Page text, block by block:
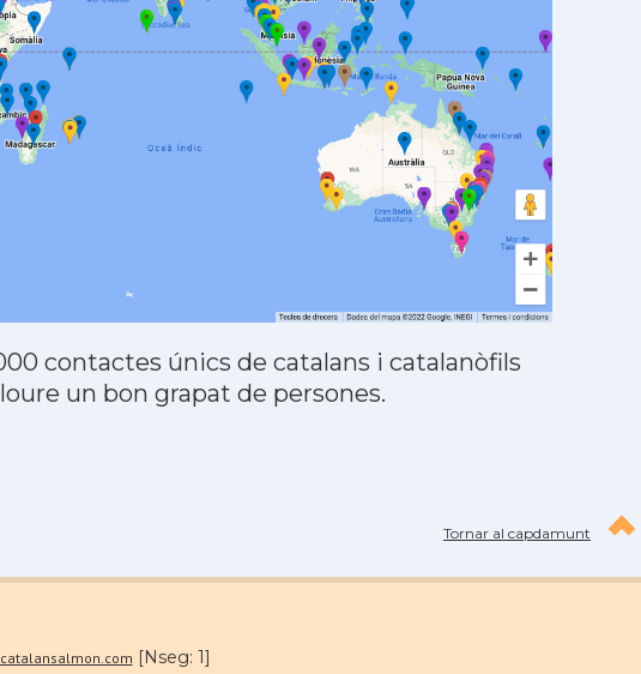
contactes únics de catalans i catalanòfils
un bon grapat de persones.
Tornar al capdamunt
[Nseg: 1]